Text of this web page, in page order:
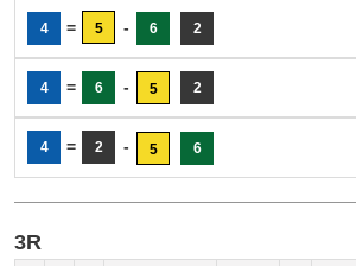
4 = 5 - 6 2
4 = 6 - 5 2
4 = 2 - 5 6
3R